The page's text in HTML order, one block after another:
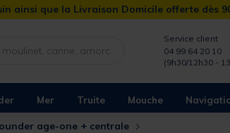
ainsi que la Livraison Domicile offerte dès
Service client
04 99 64 20 10
(9h30/12h30 -
Mer Truite Mouche
age-one + centrale